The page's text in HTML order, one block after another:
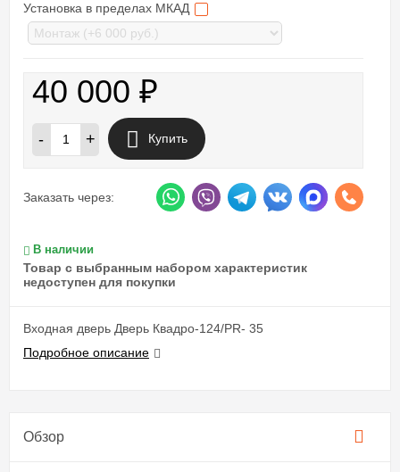
Установка в пределах МКАД
40 000 ₽
- + Купить
Заказать через:
В наличии
Товар с выбранным набором характеристик
недоступен для покупки
Входная дверь Дверь Квадро-124/PR- 35
Подробное описание
Обзор